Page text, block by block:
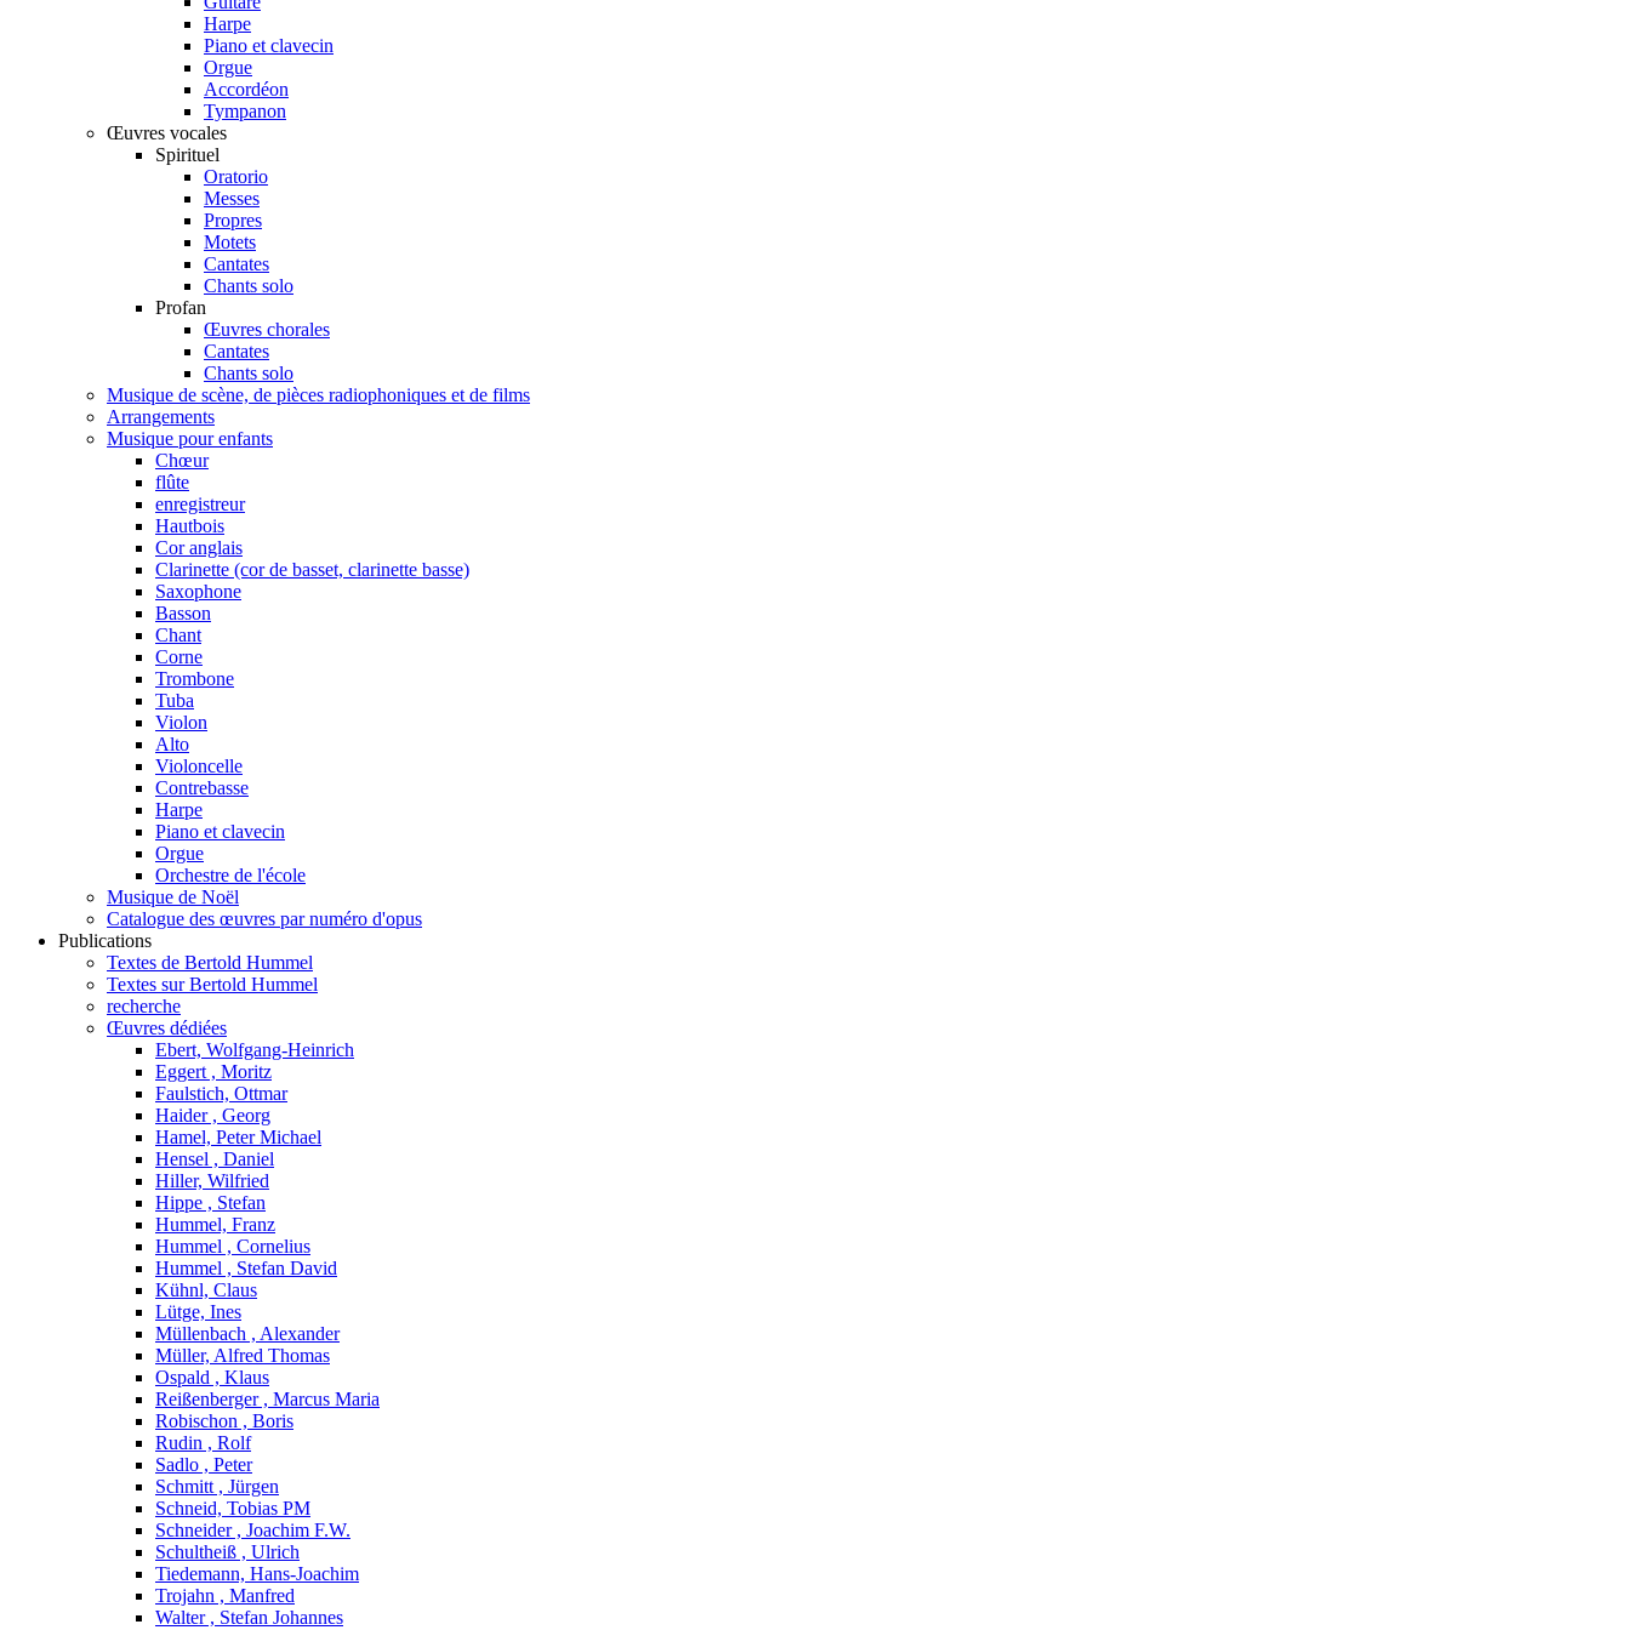
Harpe
Piano et clavecin
Orgue
Accordéon
Tympanon
Œuvres vocales
Spirituel
Oratorio
Messes
Propres
Motets
Cantates
Chants solo
Profan
Œuvres chorales
Cantates
Chants solo
Musique de scène, de pièces radiophoniques et de films
Arrangements
Musique pour enfants
Chœur
flûte
enregistreur
Hautbois
Cor anglais
Clarinette (cor de basset, clarinette basse)
Saxophone
Basson
Chant
Corne
Trombone
Tuba
Violon
Alto
Violoncelle
Contrebasse
Harpe
Piano et clavecin
Orgue
Orchestre de l'école
Musique de Noël
Catalogue des œuvres par numéro d'opus
Publications
Textes de Bertold Hummel
Textes sur Bertold Hummel
recherche
Œuvres dédiées
Ebert, Wolfgang-Heinrich
Eggert , Moritz
Faulstich, Ottmar
Haider , Georg
Hamel, Peter Michael
Hensel , Daniel
Hiller, Wilfried
Hippe , Stefan
Hummel, Franz
Hummel , Cornelius
Hummel , Stefan David
Kühnl, Claus
Lütge, Ines
Müllenbach , Alexander
Müller, Alfred Thomas
Ospald , Klaus
Reißenberger , Marcus Maria
Robischon , Boris
Rudin , Rolf
Sadlo , Peter
Schmitt , Jürgen
Schneid, Tobias PM
Schneider , Joachim F.W.
Schultheiß , Ulrich
Tiedemann, Hans-Joachim
Trojahn , Manfred
Walter , Stefan Johannes